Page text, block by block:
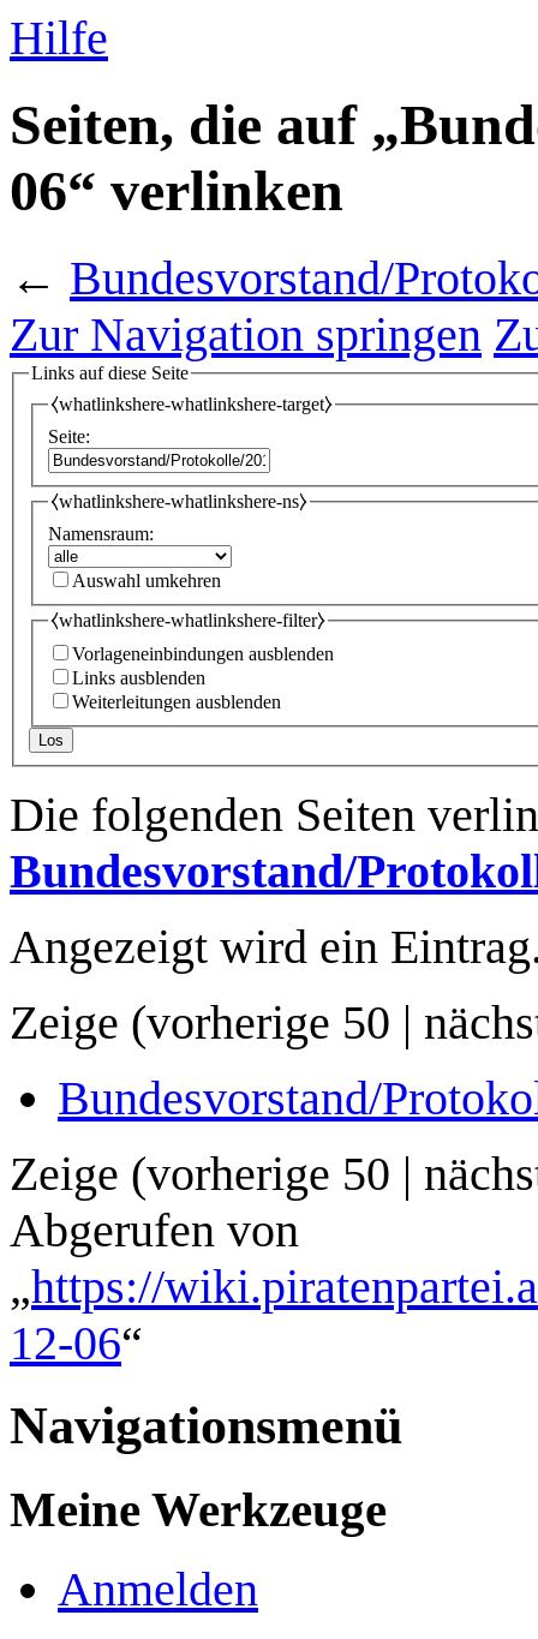
Hilfe
Seiten, die auf
06“ verlinken
← Bundesvorstand/
Zur Navigation springen
Links auf diese Seite
⧼whatlinkshere-whatlinkshere-target⧽
Seite:
⧼whatlinkshere-whatlinkshere-ns⧽
Namensraum:
Auswahl umkehren
⧼whatlinkshere-whatlinkshere-filter⧽
Vorlageneinbindungen ausblenden
Links ausblenden
Weiterleitungen ausblenden
Los
Die folgenden Seiten
Bundesvorstand/
Angezeigt wird ein
Zeige (vorherige 50 |
Bundesvorstand/
Zeige (vorherige 50 |
Abgerufen von
„https://
12-06“
Navigationsmenü
Meine Werkzeuge
Anmelden